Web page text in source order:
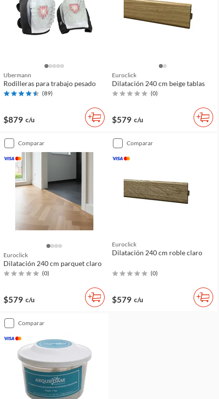
Ubermann
Rodilleras para trabajo pesado
(89)
$879 c/u
Euroclick
Dilatación 240 cm beige tablas
(0)
$579 c/u
comparar
Euroclick
Dilatación 240 cm parquet claro
(0)
$579 c/u
comparar
Euroclick
Dilatación 240 cm roble claro
(0)
$579 c/u
comparar